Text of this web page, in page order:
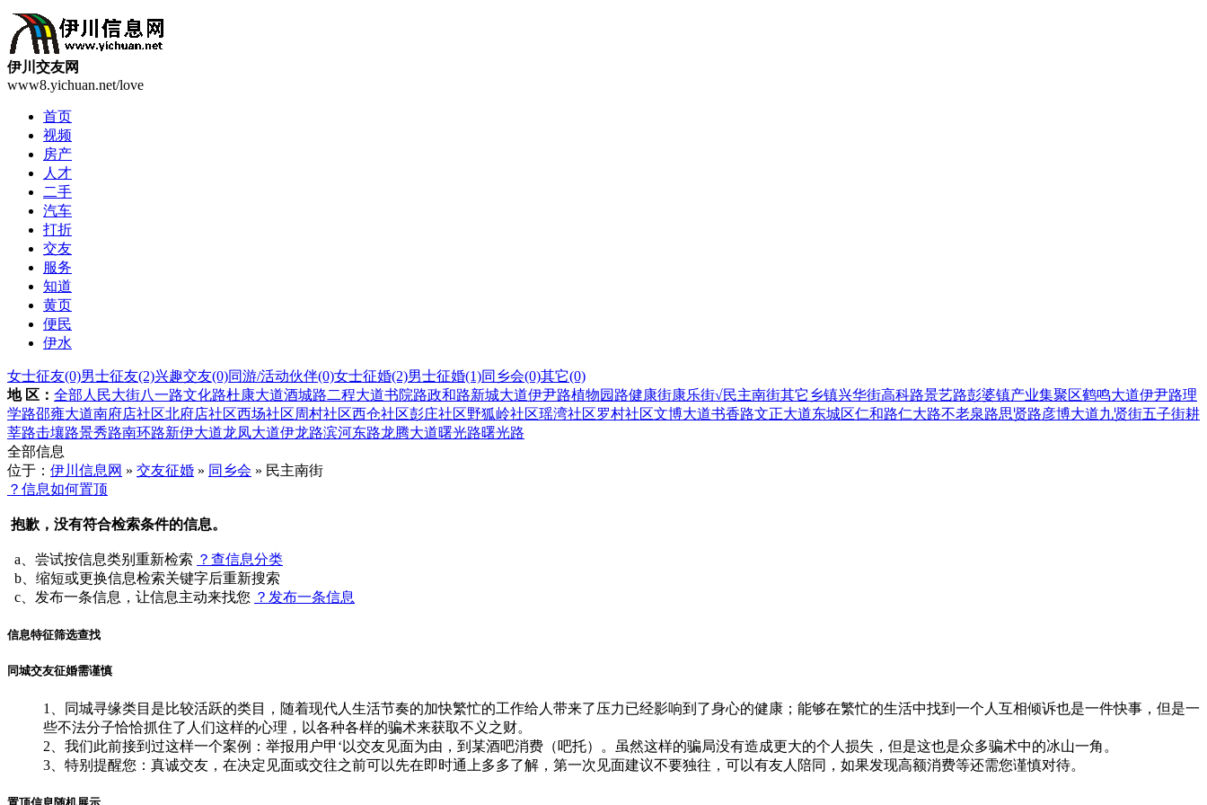
伊川交友网
www8.yichuan.net/love
首页
视频
房产
人才
二手
汽车
打折
交友
服务
知道
黄页
便民
伊水
女士征友(0)男士征友(2)兴趣交友(0)同游/活动伙伴(0)女士征婚(2)男士征婚(1)同乡会(0)其它(0)
地 区： 全部 人民大街八一路文化路杜康大道酒城路二程大道书院路政和路新城大道伊尹路植物园路健康街康乐街√民主南街其它乡镇兴华街高科路景艺路彭婆镇产业集聚区鹤鸣大道伊尹路理
学路邵雍大道南府店社区北府店社区西场社区周村社区西仓社区彭庄社区野狐岭社区瑶湾社区罗村社区文博大道书香路文正大道东城区仁和路仁大路不老泉路思贤路彦博大道九贤街五子街耕
莘路击壤路景秀路南环路新伊大道龙凤大道伊龙路滨河东路龙腾大道曙光路曙光路
全部信息
位于： 伊川信息网 » 交友征婚 » 同乡会 » 民主南街
？信息如何置顶
抱歉，没有符合检索条件的信息。
a、尝试按信息类别重新检索 ？查信息分类
b、缩短或更换信息检索关键字后重新搜索
c、发布一条信息，让信息主动来找您 ？发布一条信息
信息特征筛选查找
同城交友征婚需谨慎
1、同城寻缘类目是比较活跃的类目，随着现代人生活节奏的加快繁忙的工作给人带来了压力已经影响到了身心的健康；能够在繁忙的生活中找到一个人互相倾诉也是一件快事，但是一
些不法分子恰恰抓住了人们这样的心理，以各种各样的骗术来获取不义之财。
2、我们此前接到过这样一个案例：举报用户甲‘以交友见面为由，到某酒吧消费（吧托）。虽然这样的骗局没有造成更大的个人损失，但是这也是众多骗术中的冰山一角。
3、特别提醒您：真诚交友，在决定见面或交往之前可以先在即时通上多多了解，第一次见面建议不要独往，可以有友人陪同，如果发现高额消费等还需您谨慎对待。